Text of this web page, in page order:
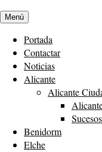
Menú
Portada
Contactar
Noticias
Alicante
Alicante
Benidorm
Elche